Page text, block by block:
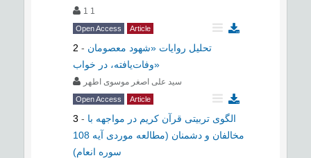
1 1
Open Access Article
2 - تحلیل روایات «شهود معصومان
وفات‌یافته، در خواب»
سید علی اصغر موسوی اطهر
Open Access Article
3 - الگوی تربیتی قرآن کریم در مواجهه با
مخالفان و دشمنان (مطالعه موردی آیه 108
سوره انعام)